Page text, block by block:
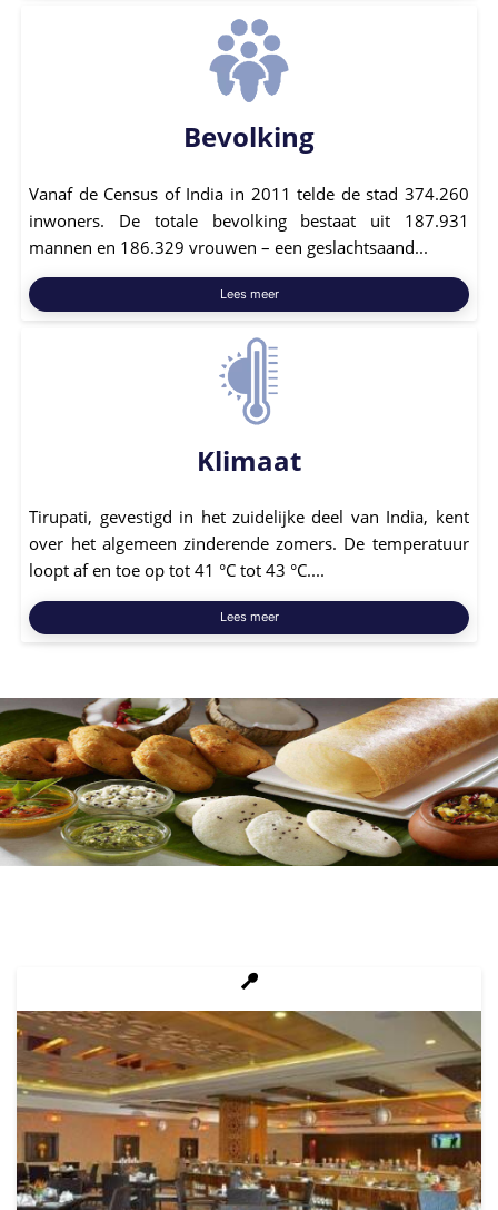
Bevolking
Vanaf de Census of India in 2011 telde de stad 374.260
inwoners. De totale bevolking bestaat uit 187.931
mannen en 186.329 vrouwen – een geslachtsaand...
Lees meer
Klimaat
Tirupati, gevestigd in het zuidelijke deel van India, kent
over het algemeen zinderende zomers. De temperatuur
loopt af en toe op tot 41 °C tot 43 °C....
Lees meer